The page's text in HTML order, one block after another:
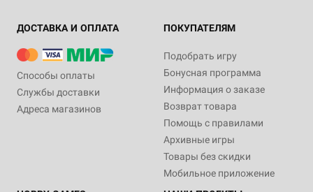
ДОСТАВКА И ОПЛАТА
Способы оплаты
Службы доставки
Адреса магазинов
ПОКУПАТЕЛЯМ
Подобрать игру
Бонусная программа
Информация о заказе
Возврат товара
Помощь с правилами
Архивные игры
Товары без скидки
Мобильное приложение